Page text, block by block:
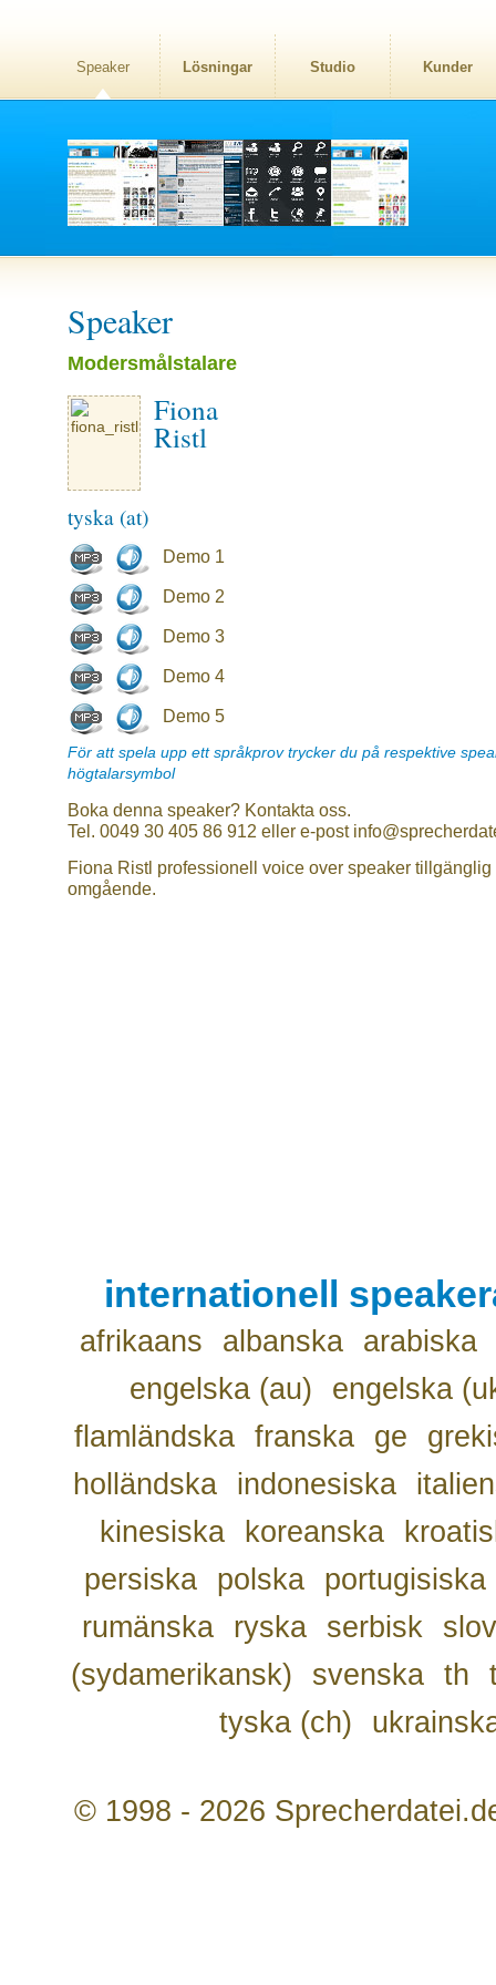
Speaker Lösningar Studio Kunder
Speaker
Modersmålstalare
Fiona
Ristl
tyska (at)
Demo 1
Demo 2
Demo 3
Demo 4
Demo 5
För att spela upp ett språkprov trycker du på respektive
högtalarsymbol
Boka denna speaker? Kontakta oss.
Tel. 0049 30 405 86 912 eller e-post
Fiona Ristl professionell voice over speaker tillgänglig
omgående.
internationell
afrikaans albanska
arabiska
engelska (au)
engelska
flamländska franska ge
holländska
indonesiska
kinesiska
koreanska
persiska
polska
portugisiska
rumänska
ryska serbisk
(sydamerikansk)
svenska th
tyska (ch)
© 1998 - 2026